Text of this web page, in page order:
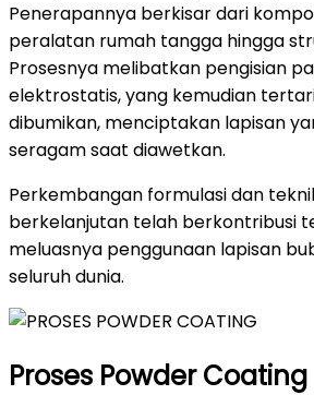
Penerapannya berkisar dari
peralatan rumah tangga hingga
Prosesnya melibatkan pengisian
elektrostatis, yang kemudian
dibumikan, menciptakan lapisan
seragam saat diawetkan.
Perkembangan formulasi dan
berkelanjutan telah berkontribusi
meluasnya penggunaan lapisan
seluruh dunia.
Proses Powder Coating